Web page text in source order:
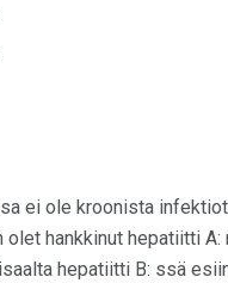
ei ole kroonista
olet hankkinut hepatiitti
hepatiitti B: ssä